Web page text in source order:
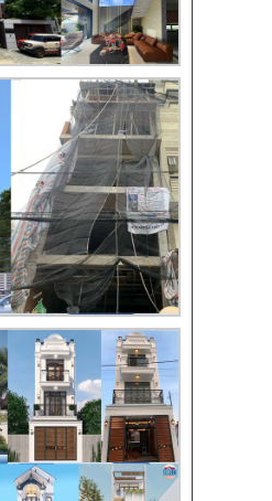
Video bàn giao nhà
chị Phượng – Nhà Bè
TPHCM
Video đánh giá từ
khách hàng chị Oanh
– sửa nhà
Nhận xét khách hàng
nhà chú Trung – Gò
Vấp